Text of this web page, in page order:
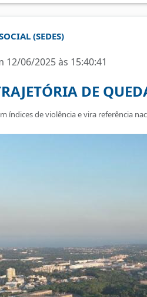
(SEDES)
12/06/2025 às 15:40:41
DE
índices de violência e vira referência